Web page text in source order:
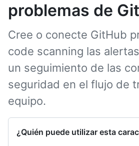
problemas de
Cree o conecte GitHub
code scanning las
un seguimiento de las
seguridad en el flujo de
equipo.
¿Quién puede utilizar esta